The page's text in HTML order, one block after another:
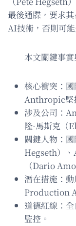
最後通牒，要求
AI技術，否則可
本文關鍵事實
核心衝突：
Anthropic堅
涉及公司：
隆·馬斯克（
關鍵人物：
Hegseth）
（Dario
潛在措施：
Production
道德紅線：
監控。